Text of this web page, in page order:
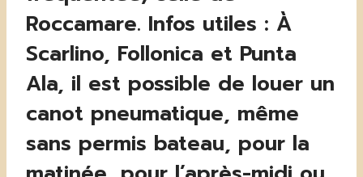
Roccamare. Infos utiles : À
Scarlino, Follonica et Punta
Ala, il est possible de louer un
canot pneumatique, même
sans permis bateau, pour la